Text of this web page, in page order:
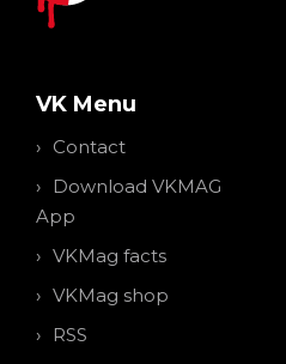
VK Menu
Contact
Download VKMAG
App
VKMag facts
VKMag shop
RSS